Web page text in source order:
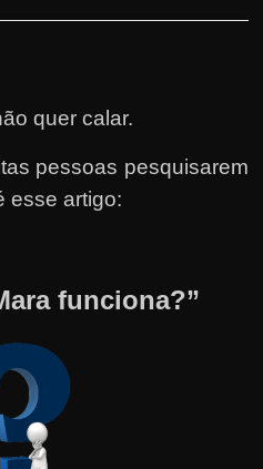
quer calar.
pessoas pesquisarem
esse artigo:
funciona?”